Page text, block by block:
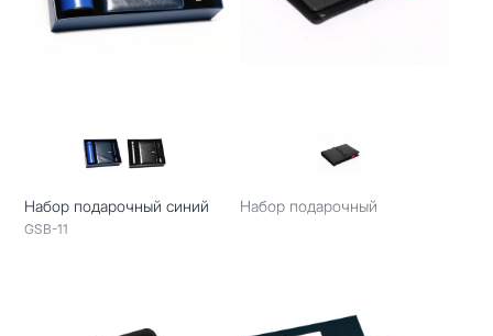
Набор подарочный синий
GSB-11
Набор подарочный